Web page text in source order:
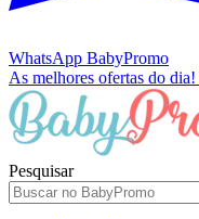
WhatsApp BabyPromo
As melhores ofertas do dia!
Pesquisar